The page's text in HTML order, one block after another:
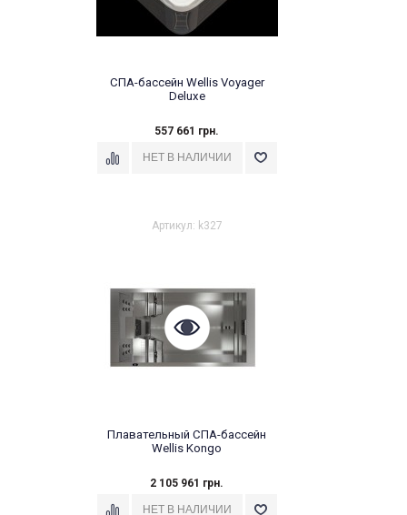
СПА-бассейн Wellis Voyager
Deluxe
557 661 грн.
Артикул: k327
Плавательный СПА-бассейн
Wellis Kongo
2 105 961 грн.